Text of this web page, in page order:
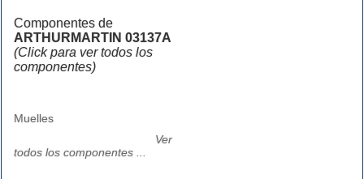
Componentes de
ARTHURMARTIN 03137A
(Click para ver todos los
componentes)
Muelles
Ver
todos los componentes ...